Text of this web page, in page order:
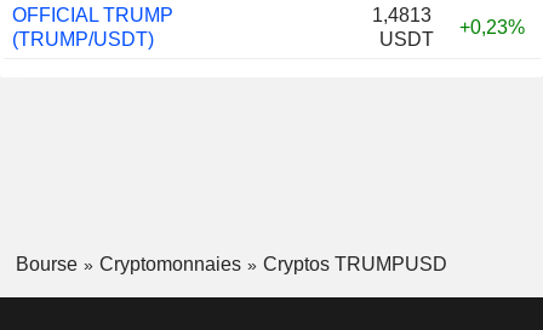
OFFICIAL TRUMP
(TRUMP/USDT)
1,4813
USDT
+0,23%
Bourse Cryptomonnaies Cryptos TRUMPUSD